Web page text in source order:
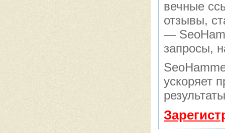
вечные
отзывы,
—
запросы,
ускоряет